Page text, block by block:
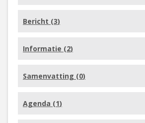
Bericht (3)
Informatie (2)
Samenvatting (0)
Agenda (1)